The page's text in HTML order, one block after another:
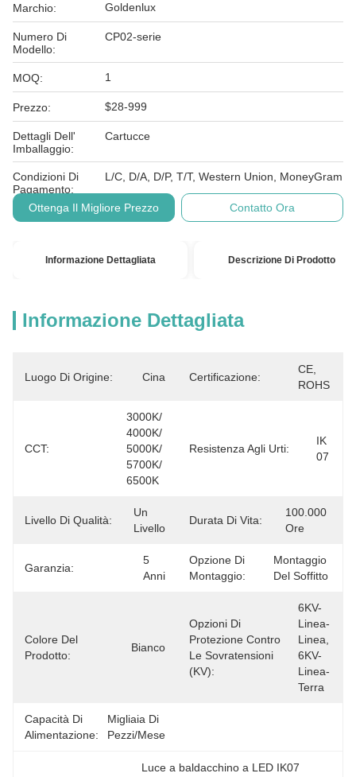
Marchio: Goldenlux
Numero Di
Modello:
CP02-serie
MOQ: 1
Prezzo: $28-999
Dettagli Dell'
Imballaggio:
Cartucce
Condizioni Di
Pagamento:
L/C, D/A, D/P, T/T, Western Union, MoneyGram
Ottenga Il Migliore Prezzo Contatto Ora
Informazione Dettagliata Descrizione Di Prodotto
Informazione Dettagliata
Luogo Di Origine: Cina Certificazione:
CE,
ROHS
CCT:
3000K/
4000K/
5000K/
5700K/
6500K
Resistenza Agli Urti:
IK
07
Livello Di Qualità:
Un
Livello
Durata Di Vita:
100.000
Ore
Garanzia:
5
Anni
Opzione Di
Montaggio:
Montaggio
Del Soffitto
Colore Del
Prodotto:
Bianco
Opzioni Di
Protezione Contro
Le Sovratensioni
(kV):
6KV-
Linea-
Linea,
6KV-
Linea-
Terra
Capacità Di
Alimentazione:
Migliaia Di
Pezzi/mese
Luce a baldacchino a LED IK07